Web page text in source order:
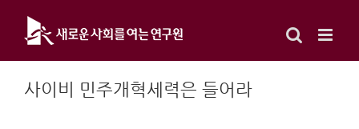
content
사이비 민주개혁세력은 들어라